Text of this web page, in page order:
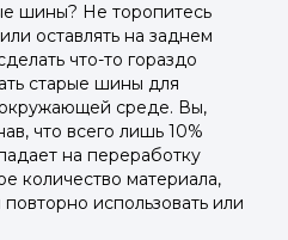
шины? Не торопитесь
оставлять на заднем
что-то гораздо
старые шины для
среде. Вы,
что всего лишь 10%
на переработку
количество материала,
использовать или